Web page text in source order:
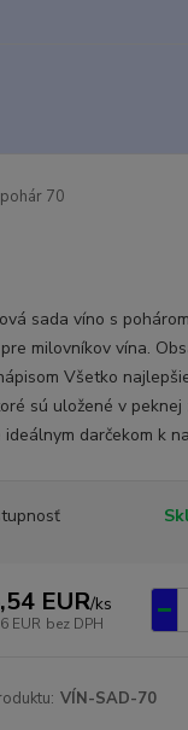
70
sada víno s
milovníkov vína.
Všetko
sú uložené v
ideálnym darčekom k
EUR/ks
EUR bez DPH
VÍN-SAD-70